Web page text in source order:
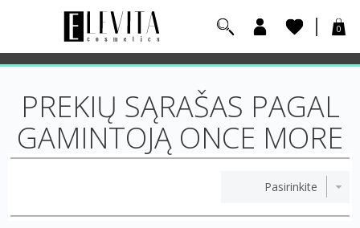
0
PREKIŲ SĄRAŠAS PAGAL
GAMINTOJĄ ONCE MORE